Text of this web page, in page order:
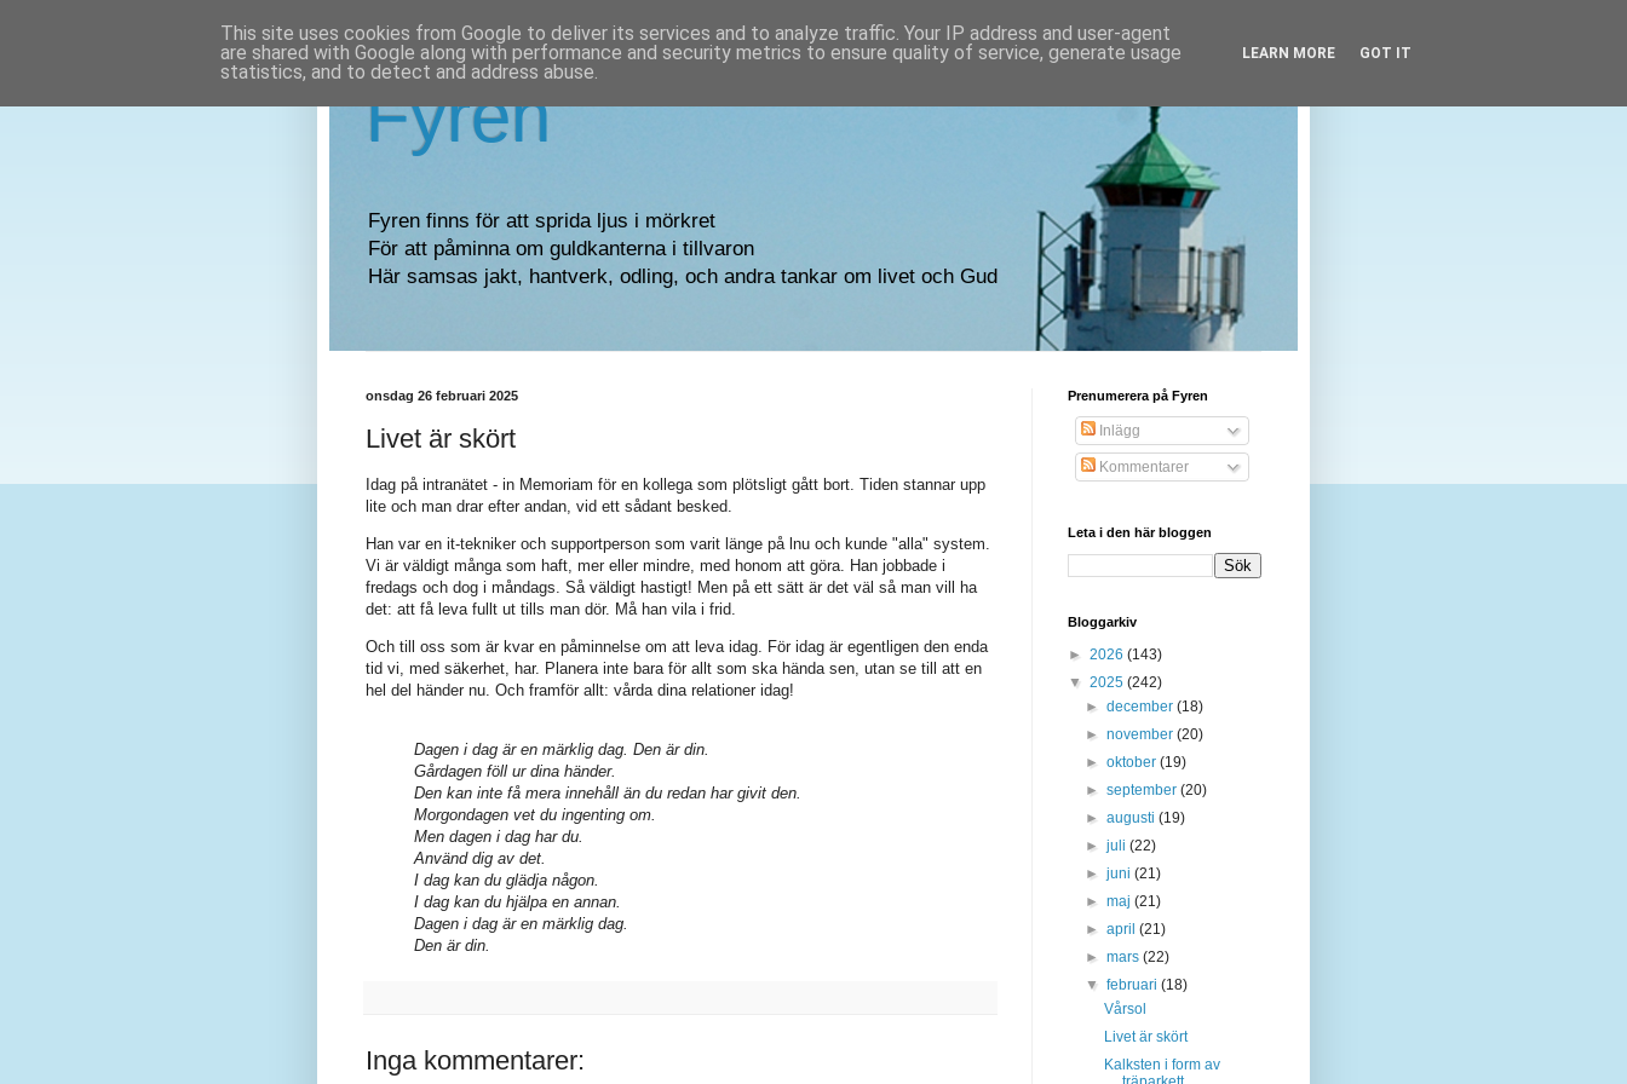
Fyren
Fyren finns för att sprida ljus i mörkret
För att påminna om guldkanterna i tillvaron
Här samsas jakt, hantverk, odling, och andra tankar om livet och Gud
onsdag 26 februari 2025
Livet är skört
Idag på intranätet - in Memoriam för en kollega som plötsligt gått bort. Tiden stannar upp
lite och man drar efter andan, vid ett sådant besked.
Han var en it-tekniker och supportperson som varit länge på lnu och kunde "alla" system.
Vi är väldigt många som haft, mer eller mindre, med honom att göra. Han jobbade i
fredags och dog i måndags. Så väldigt hastigt! Men på ett sätt är det väl så man vill ha
det: att få leva fullt ut tills man dör. Må han vila i frid.
Och till oss som är kvar en påminnelse om att leva idag. För idag är egentligen den enda
tid vi, med säkerhet, har. Planera inte bara för allt som ska hända sen, utan se till att en
hel del händer nu. Och framför allt: vårda dina relationer idag!
Dagen i dag är en märklig dag. Den är din.
Gårdagen föll ur dina händer.
Den kan inte få mera innehåll än du redan har givit den.
Morgondagen vet du ingenting om.
Men dagen i dag har du.
Använd dig av det.
I dag kan du glädja någon.
I dag kan du hjälpa en annan.
Dagen i dag är en märklig dag.
Den är din.
Inga kommentarer:
Prenumerera på Fyren
Inlägg
Kommentarer
Leta i den här bloggen
Bloggarkiv
► 2026 (143)
▼ 2025 (242)
►december(18)
►november(20)
►oktober(19)
►september(20)
►augusti(19)
►juli(22)
►juni(21)
►maj(21)
►april(21)
►mars(22)
▼februari(18)
Vårsol
Livet är skört
Kalksten i form av
This site uses cookies from Google to deliver its services and to analyze traffic. Your IP address and user-agent
are shared with Google along with performance and security metrics to ensure quality of service, generate usage
statistics, and to detect and address abuse.
LEARN MORE GOT IT